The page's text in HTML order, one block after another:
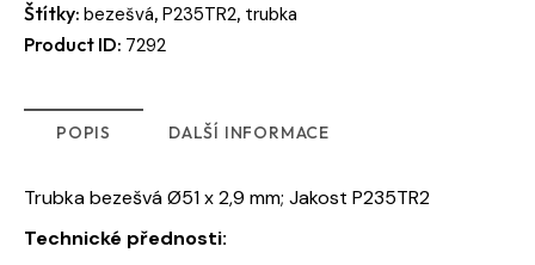
Štítky: bezešvá, P235TR2, trubka
Product ID: 7292
POPIS DALŠÍ INFORMACE
Trubka bezešvá Ø51 x 2,9 mm; Jakost P235TR2
Technické přednosti: